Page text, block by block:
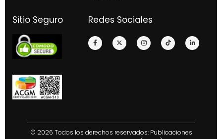
Sitio Seguro Redes Sociales
© 2026 Todos los derechos reservados: Publicaciones